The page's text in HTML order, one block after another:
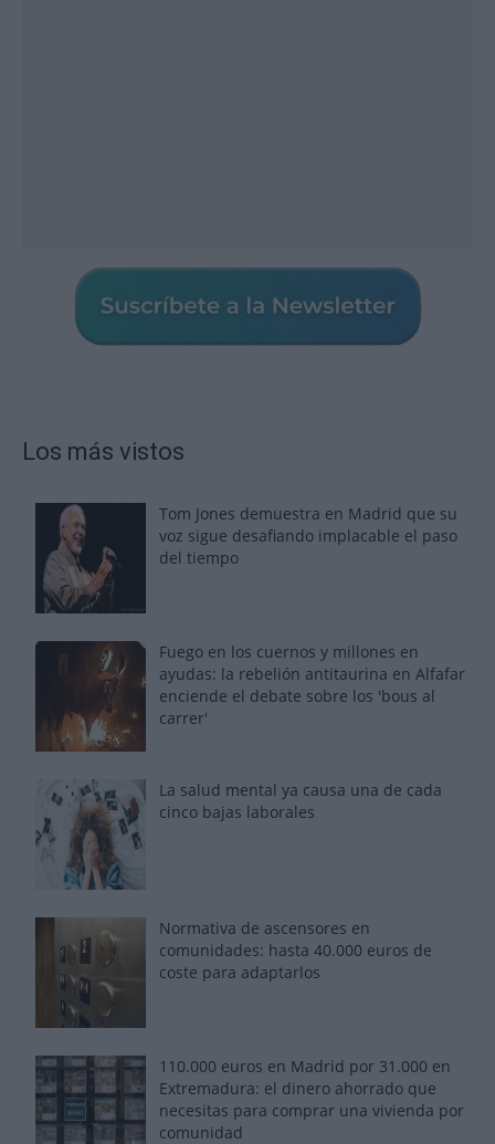
Los más vistos
Tom Jones demuestra en Madrid que su
voz sigue desafiando implacable el paso
del tiempo
Fuego en los cuernos y millones en
ayudas: la rebelión antitaurina en Alfafar
enciende el debate sobre los 'bous al
carrer'
La salud mental ya causa una de cada
cinco bajas laborales
Normativa de ascensores en
comunidades: hasta 40.000 euros de
coste para adaptarlos
110.000 euros en Madrid por 31.000 en
Extremadura: el dinero ahorrado que
necesitas para comprar una vivienda por
comunidad